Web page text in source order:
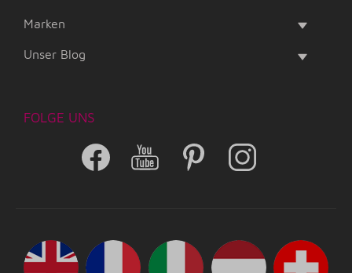
Marken
Unser Blog
FOLGE UNS